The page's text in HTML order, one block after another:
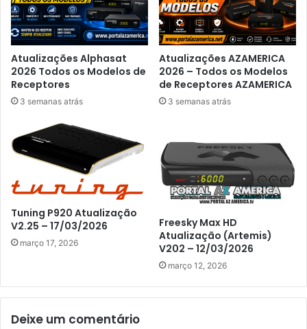
Atualizações Alphasat
2026 Todos os Modelos de
Receptores
3 semanas atrás
Atualizações AZAMERICA
2026 – Todos os Modelos
de Receptores AZAMERICA
3 semanas atrás
Tuning P920 Atualização
V2.25 – 17/03/2026
março 17, 2026
Freesky Max HD
Atualização (Artemis)
V202 – 12/03/2026
março 12, 2026
Deixe um comentário